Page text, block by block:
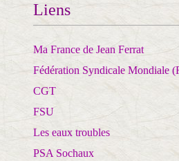
Liens
Ma France de Jean Ferrat
Fédération Syndicale Mondiale
CGT
FSU
Les eaux troubles
PSA Sochaux